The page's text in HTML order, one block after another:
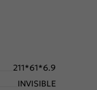
211*61*6.9
INVISIBLE